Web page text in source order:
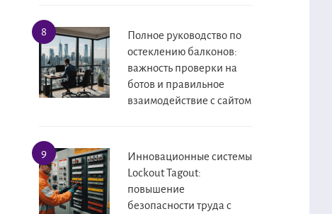
Полное руководство по
остеклению балконов:
важность проверки на
ботов и правильное
взаимодействие с сайтом
Инновационные системы
Lockout Tagout:
повышение
безопасности труда с